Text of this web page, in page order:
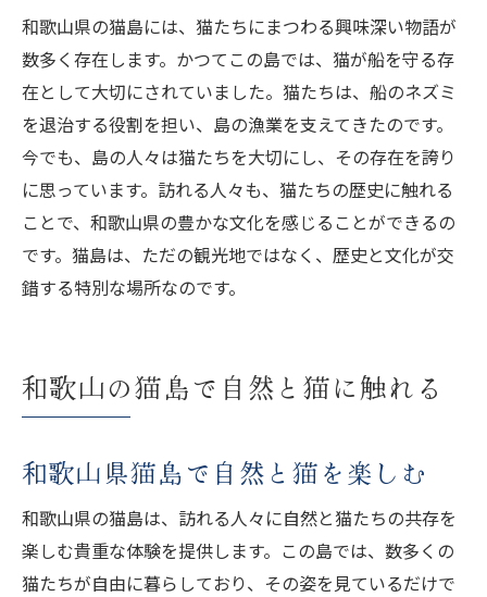
和歌山県の猫島には、猫たちにまつわる興味深い物語が
数多く存在します。かつてこの島では、猫が船を守る存
在として大切にされていました。猫たちは、船のネズミ
を退治する役割を担い、島の漁業を支えてきたのです。
今でも、島の人々は猫たちを大切にし、その存在を誇り
に思っています。訪れる人々も、猫たちの歴史に触れる
ことで、和歌山県の豊かな文化を感じることができるの
です。猫島は、ただの観光地ではなく、歴史と文化が交
錯する特別な場所なのです。
和歌山の猫島で自然と猫に触れる
和歌山県猫島で自然と猫を楽しむ
和歌山県の猫島は、訪れる人々に自然と猫たちの共存を
楽しむ貴重な体験を提供します。この島では、数多くの
猫たちが自由に暮らしており、その姿を見ているだけで